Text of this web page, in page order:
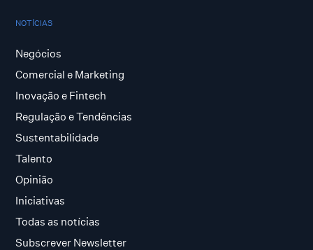
NOTÍCIAS
Negócios
Comercial e Marketing
Inovação e Fintech
Regulação e Tendências
Sustentabilidade
Talento
Opinião
Iniciativas
Todas as notícias
Subscrever Newsletter